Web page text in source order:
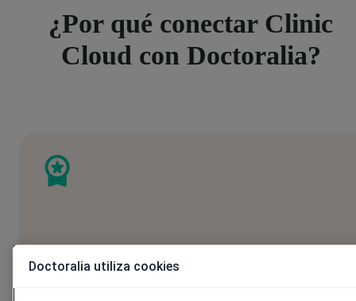
¿Por qué conectar Clinic
Cloud con Doctoralia?
Doctoralia utiliza cookies